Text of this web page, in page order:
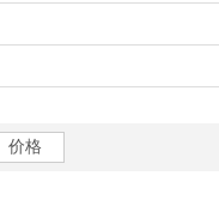
价格